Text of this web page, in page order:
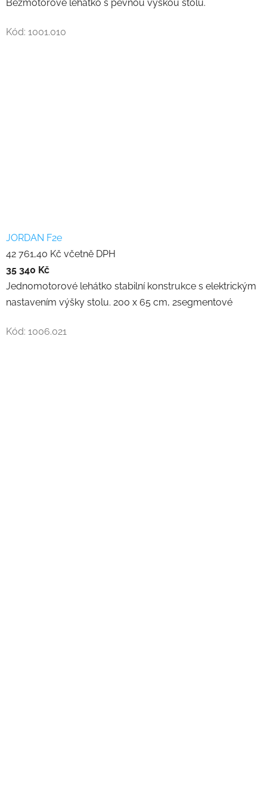
Bezmotorové lehátko s pevnou výškou stolu.
Kód: 1001.010
JORDAN F2e
42 761,40 Kč včetně DPH
35 340 Kč
Jednomotorové lehátko stabilní konstrukce s elektrickým
nastavením výšky stolu. 200 x 65 cm, 2segmentové
Kód: 1006.021